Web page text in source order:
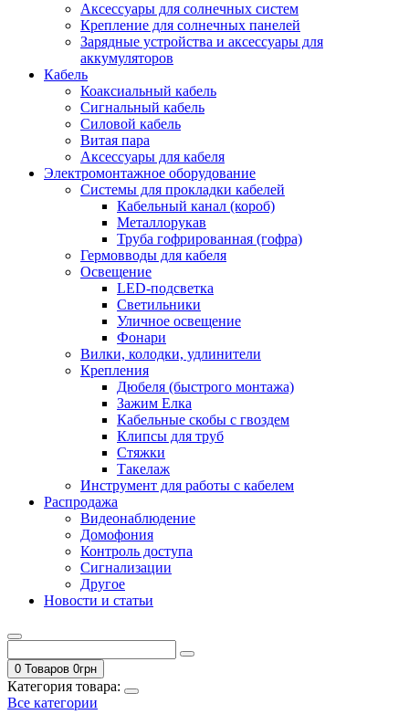
Аксессуары для солнечных систем
Крепление для солнечных панелей
Зарядные устройства и аксессуары для
аккумуляторов
Кабель
Коаксиальный кабель
Сигнальный кабель
Силовой кабель
Витая пара
Аксессуары для кабеля
Электромонтажное оборудование
Системы для прокладки кабелей
Кабельный канал (короб)
Металлорукав
Труба гофрированная (гофра)
Гермовводы для кабеля
Освещение
LED-подсветка
Светильники
Уличное освещение
Фонари
Вилки, колодки, удлинители
Крепления
Дюбеля (быстрого монтажа)
Зажим Елка
Кабельные скобы с гвоздем
Клипсы для труб
Стяжки
Такелаж
Инструмент для работы с кабелем
Распродажа
Видеонаблюдение
Домофония
Контроль доступа
Сигнализации
Другое
Новости и статьи
0 Товаров 0грн
Категория товара:
Все категории